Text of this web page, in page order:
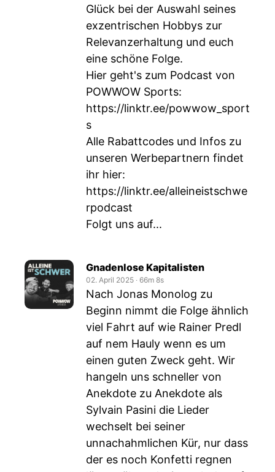
Glück bei der Auswahl seines
exzentrischen Hobbys zur
Relevanzerhaltung und euch
eine schöne Folge.
Hier geht's zum Podcast von
POWWOW Sports:
https://linktr.ee/powwow_sport
s
Alle Rabattcodes und Infos zu
unseren Werbepartnern findet
ihr hier:
https://linktr.ee/alleineistschwe
rpodcast
Folgt uns auf...
Gnadenlose Kapitalisten
02. April 2025 ‧ 66m 8s
Nach Jonas Monolog zu
Beginn nimmt die Folge ähnlich
viel Fahrt auf wie Rainer Predl
auf nem Hauly wenn es um
einen guten Zweck geht. Wir
hangeln uns schneller von
Anekdote zu Anekdote als
Sylvain Pasini die Lieder
wechselt bei seiner
unnachahmlichen Kür, nur dass
der es noch Konfetti regnen